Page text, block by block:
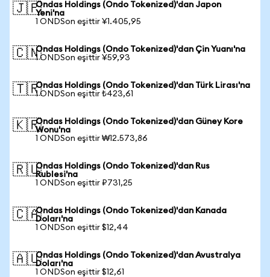
🇯🇵Ondas Holdings (Ondo Tokenized)'dan Japon
Yeni'na
1 ONDSon eşittir ¥1.405,95
🇨🇳Ondas Holdings (Ondo Tokenized)'dan Çin Yuanı'na
1 ONDSon eşittir ¥59,93
🇹🇷Ondas Holdings (Ondo Tokenized)'dan Türk Lirası'na
1 ONDSon eşittir ₺423,61
🇰🇷Ondas Holdings (Ondo Tokenized)'dan Güney Kore
Wonu'na
1 ONDSon eşittir ₩12.573,86
🇷🇺Ondas Holdings (Ondo Tokenized)'dan Rus
Rublesi'na
1 ONDSon eşittir ₽731,25
🇨🇦Ondas Holdings (Ondo Tokenized)'dan Kanada
Doları'na
1 ONDSon eşittir $12,44
🇦🇺Ondas Holdings (Ondo Tokenized)'dan Avustralya
Doları'na
1 ONDSon eşittir $12,61